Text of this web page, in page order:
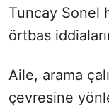
Tuncay Sonel
örtbas
Aile, arama
çevresine